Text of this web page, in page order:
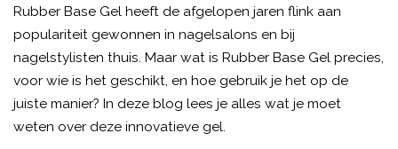
Rubber Base Gel heeft de afgelopen jaren flink aan
populariteit gewonnen in nagelsalons en bij
nagelstylisten thuis. Maar wat is Rubber Base Gel precies,
voor wie is het geschikt, en hoe gebruik je het op de
juiste manier? In deze blog lees je alles wat je moet
weten over deze innovatieve gel.